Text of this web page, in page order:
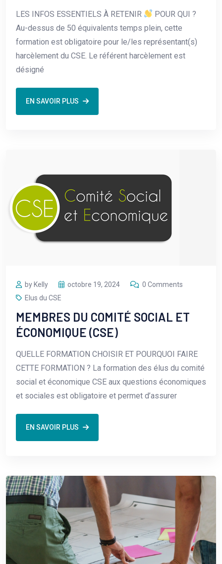
LES INFOS ESSENTIELS À RETENIR
POUR QUI ?
Au-dessus de 50 équivalents temps plein, cette
formation est obligatoire pour le/les représentant(s)
harcèlement du CSE. Le référent harcèlement est
désigné
EN SAVOIR PLUS
by Kelly octobre 19, 2024
0 Comments
Elus du CSE
MEMBRES DU COMITÉ SOCIAL ET
ÉCONOMIQUE (CSE)
QUELLE FORMATION CHOISIR ET POURQUOI FAIRE
CETTE FORMATION ? La formation des élus du comité
social et économique CSE aux questions économiques
et sociales est obligatoire et permet d’assurer
EN SAVOIR PLUS